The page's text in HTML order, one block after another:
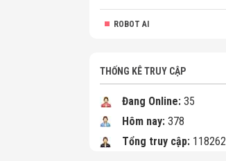
ROBOT AI
THỐNG KÊ TRUY CẬP
Đang Online: 35
Hôm nay: 378
Tổng truy cập: 118262